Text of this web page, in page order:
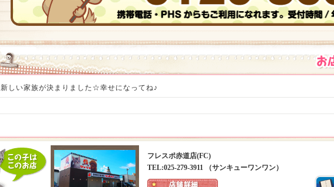
新しい家族が決まりました☆幸せになってね♪
フレスポ赤道店(FC)
TEL:025-279-3911 （サンキューワンワン）